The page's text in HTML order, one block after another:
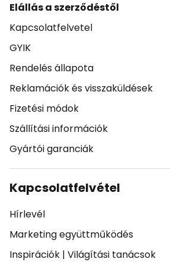
Elállás a szerződéstől
Kapcsolatfelvetel
GYIK
Rendelés állapota
Reklamációk és visszaküldések
Fizetési módok
Szállítási információk
Gyártói garanciák
Kapcsolatfelvétel
Hírlevél
Marketing együttműködés
Inspirációk | Világítási tanácsok